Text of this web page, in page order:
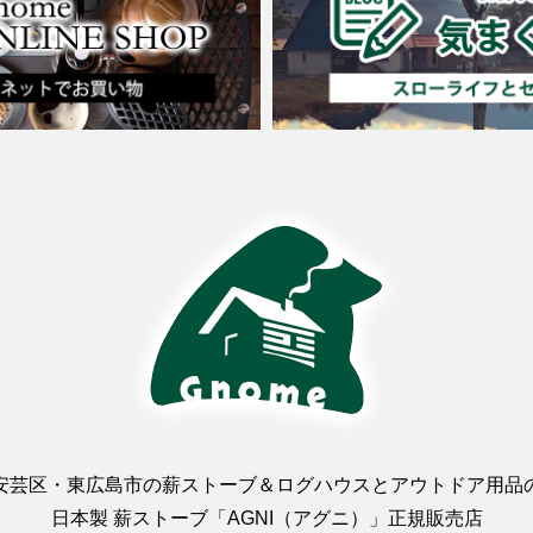
芸区・東広島市の薪ストーブ＆ログハウスとアウトドア用品
日本製 薪ストーブ「AGNI（アグニ）」正規販売店